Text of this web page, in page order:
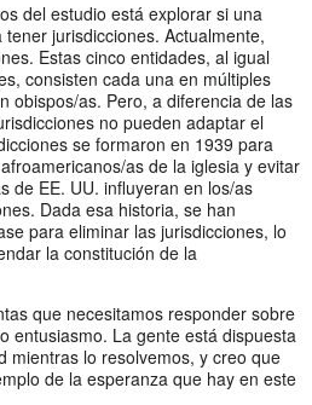
del estudio está explorar si una
jurisdicciones. Actualmente,
Estas cinco entidades, al igual
consisten cada una en múltiples
obispos/as. Pero, a diferencia de las
no pueden adaptar el
se formaron en 1939 para
as de la iglesia y evitar
de EE. UU. influyeran en los/as
Dada esa historia, se han
para eliminar las jurisdicciones, lo
la constitución de la
que necesitamos responder sobre
entusiasmo. La gente está dispuesta
mientras lo resolvemos, y creo que
de la esperanza que hay en este